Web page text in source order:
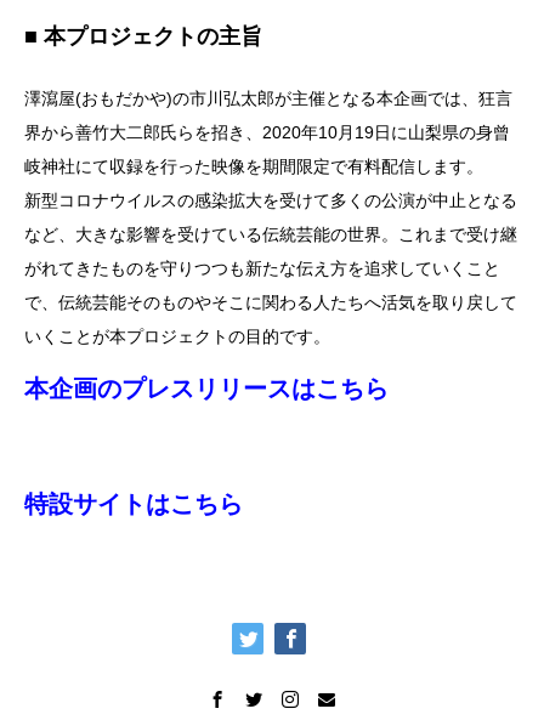
■ 本プロジェクトの主旨
澤瀉屋(おもだかや)の市川弘太郎が主催となる本企画では、狂言
界から善竹大二郎氏らを招き、2020年10月19日に山梨県の身曾
岐神社にて収録を行った映像を期間限定で有料配信します。
新型コロナウイルスの感染拡大を受けて多くの公演が中止となる
など、大きな影響を受けている伝統芸能の世界。これまで受け継
がれてきたものを守りつつも新たな伝え方を追求していくこと
で、伝統芸能そのものやそこに関わる人たちへ活気を取り戻して
いくことが本プロジェクトの目的です。
本企画のプレスリリースはこちら
特設サイトはこちら